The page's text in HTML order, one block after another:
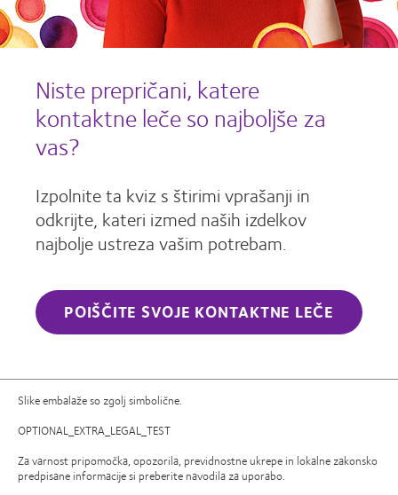
Niste prepričani, katere
kontaktne leče so najboljše za
vas?
Izpolnite ta kviz s štirimi vprašanji in
odkrijte, kateri izmed naših izdelkov
najbolje ustreza vašim potrebam.
POIŠČITE SVOJE KONTAKTNE LEČE
Slike embalaže so zgolj simbolične.
OPTIONAL_EXTRA_LEGAL_TEST
Za varnost pripomočka, opozorila, previdnostne ukrepe in lokalne zakonsko
predpisane informacije si preberite navodila za uporabo.